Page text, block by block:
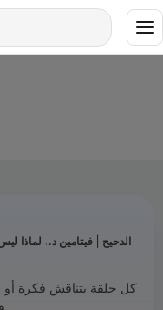
كل حلقة بتناقش فكرة